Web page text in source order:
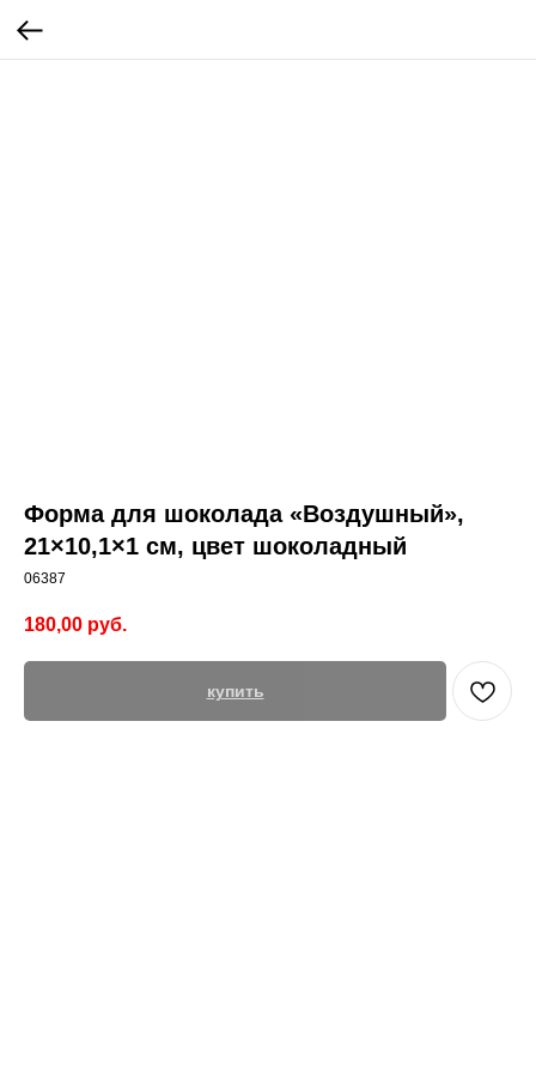
Форма для шоколада «Воздушный»,
21×10,1×1 см, цвет шоколадный
06387
180,00 руб.
купить